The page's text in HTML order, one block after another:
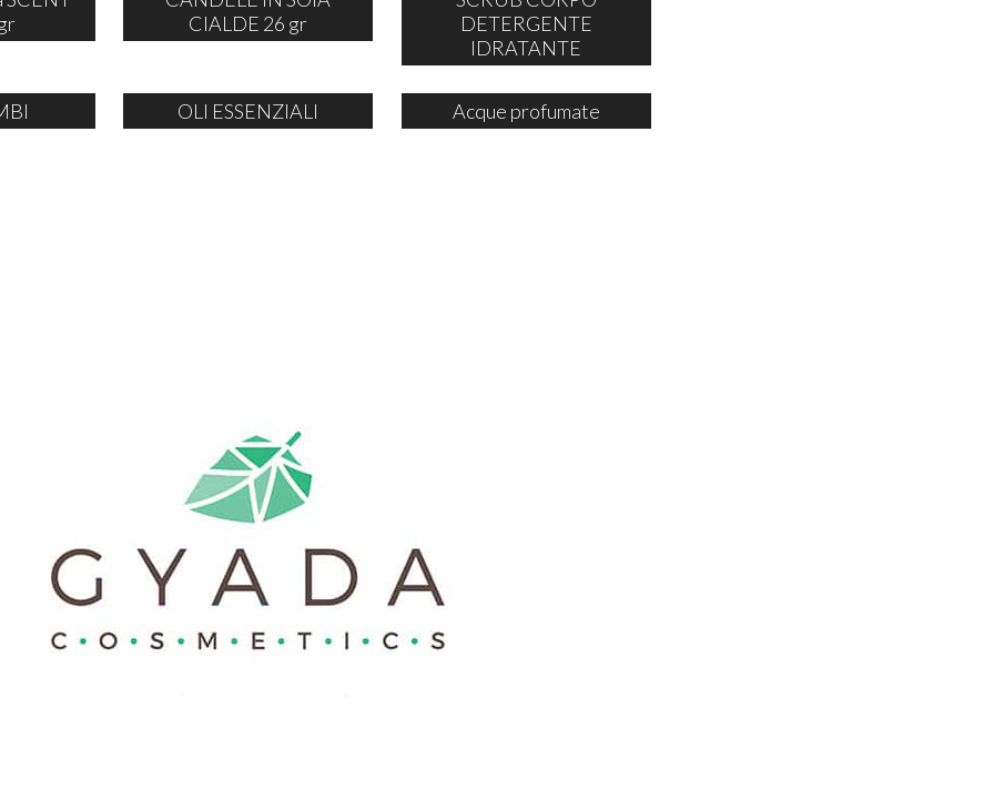
CIALDE 26 gr
DETERGENTE
IDRATANTE
OLI ESSENZIALI Acque profumate